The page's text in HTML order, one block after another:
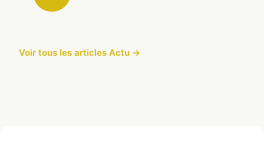
Voir tous les articles Actu →